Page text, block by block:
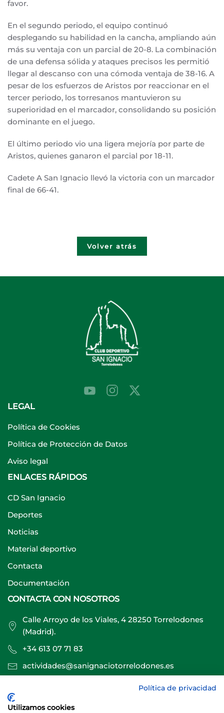
favor.
En el segundo periodo, el equipo continuó
desplegando su habilidad en la cancha, ampliando aún
más su ventaja con un parcial de 20-8. La combinación
de una defensa sólida y ataques precisos les permitió
llegar al descanso con una cómoda ventaja de 38-16. A
pesar de los esfuerzos de Aristos por reaccionar en el
tercer periodo, los torresanos mantuvieron su
superioridad en el marcador, consolidando su posición
dominante en el juego.
El último periodo vio una ligera mejoría por parte de
Aristos, quienes ganaron el parcial por 18-11.
Cadete A San Ignacio llevó la victoria con un marcador
final de 66-41.
Volver atrás
LEGAL
Política de Cookies
Política de Protección de Datos
Aviso legal
ENLACES RÁPIDOS
CD San Ignacio
Deportes
Noticias
Material deportivo
Contacta
Documentación
CONTACTA CON NOSOTROS
Calle Arroyo de los Viales, 4 28250 Torrelodones
(Madrid).
+34 613 07 71 83
actividades@sanignaciotorrelodones.es
Sitio web creado por
Política de privacidad
Utilizamos cookies